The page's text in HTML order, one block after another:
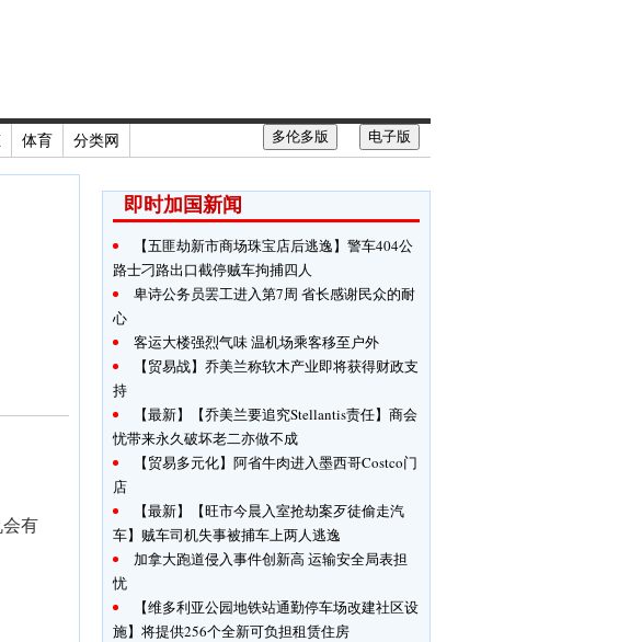
体育 分类网 电子版
多伦多版
有
即时加国新闻
【五匪劫新市商场珠宝店后逃逸】警车404公
路士刁路出口截停贼车拘捕四人
卑诗公务员罢工进入第7周 省长感谢民众的耐
心
客运大楼强烈气味 温机场乘客移至户外
【贸易战】乔美兰称软木产业即将获得财政支
持
【最新】【乔美兰要追究Stellantis责任】商会
忧带来永久破坏老二亦做不成
【贸易多元化】阿省牛肉进入墨西哥Costco门
店
【最新】【旺市今晨入室抢劫案歹徒偷走汽
车】贼车司机失事被捕车上两人逃逸
加拿大跑道侵入事件创新高 运输安全局表担
忧
【维多利亚公园地铁站通勤停车场改建社区设
施】将提供256个全新可负担租赁住房